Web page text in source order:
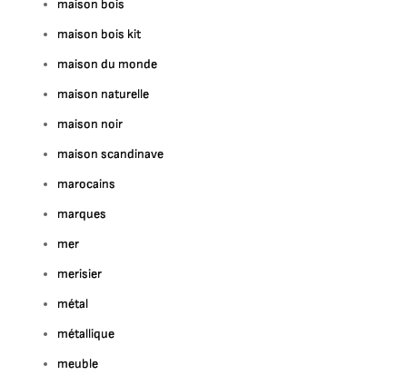
maison bois
maison bois kit
maison du monde
maison naturelle
maison noir
maison scandinave
marocains
marques
mer
merisier
métal
métallique
meuble